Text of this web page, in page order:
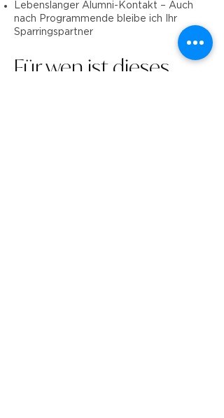
Lebenslanger Alumni-Kontakt – Auch
nach Programmende bleibe ich Ihr
Sparringspartner
Für wen ist dieses